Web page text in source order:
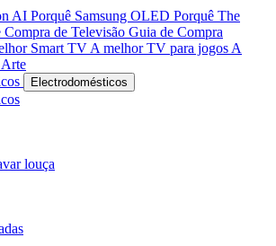
AI Porquê Samsung OLED Porquê The
Compra de Televisão Guia de Compra
Smart TV A melhor TV para jogos A
Electrodomésticos
louça